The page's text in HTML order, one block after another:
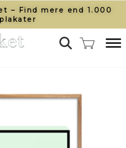
– Find mere end 1.000
plakater​